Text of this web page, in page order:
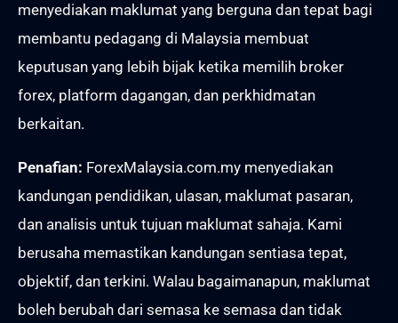
menyediakan maklumat yang berguna dan tepat bagi
membantu pedagang di Malaysia membuat
keputusan yang lebih bijak ketika memilih broker
forex, platform dagangan, dan perkhidmatan
berkaitan.
Penafian: ForexMalaysia.com.my menyediakan
kandungan pendidikan, ulasan, maklumat pasaran,
dan analisis untuk tujuan maklumat sahaja. Kami
berusaha memastikan kandungan sentiasa tepat,
objektif, dan terkini. Walau bagaimanapun, maklumat
boleh berubah dari semasa ke semasa dan tidak